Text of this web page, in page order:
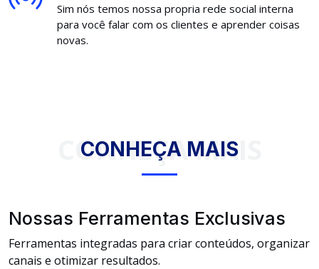
Sim nós temos nossa propria rede social interna
para você falar com os clientes e aprender coisas
novas.
CONHEÇA MAIS
CONHEÇA MAIS
Nossas Ferramentas Exclusivas
Ferramentas integradas para criar conteúdos, organizar
canais e otimizar resultados.